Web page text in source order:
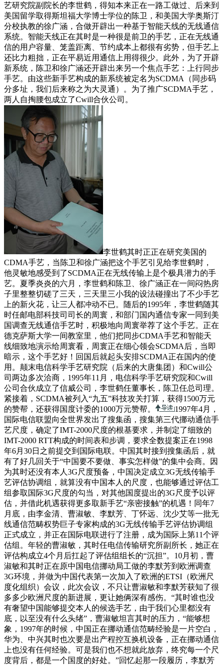
艺研究院副院长的李世鹤，得知本来正在一路工做过、后来到
美国留学取得斯坦福大学博士学位的陈卫，和美国大学奥斯汀
分校执教的徐广涵，合做开辟出一种基于智能天线的无线通信
系统。智能天线正在其时是一种很是前卫的手艺，正在无线通
信的用户容量、笼盖距离、节约成本上都很有劣势，但手艺上
还比力粗拙，正在平易近用通信上用得很少。此外，为了开辟
新系统，陈卫和徐广涵还开辟出来另一个焦点手艺：上行同步
手艺。由这些新手艺构成的新系统被定名为SCDMA（同步码
分多址，我们后来称之为大灵通）。为了推广SCDMA手艺，
两人自掏腰包成立了Cwill合伙公司。
李世鹤其时正正在研究美国的
CDMA手艺，当陈卫和徐广涵把这个手艺引见给李世鹤时，
他灵敏地感受到了SCDMA正在无线传输上是个极具潜力的手
艺。夏季炎炎的六月，李世鹤和陈卫、徐广涵正在一间闷热房
子里整整切磋了三天，三天里三小我的设法碰撞出了不少手艺
上的新火花，让三人都冲动不已。随后的1995年，李世鹤随其
时任邮电部科技司司长的周寰，和部门国内通信专家一同到美
国调查无线通信手艺时，积极地向周寰举荐了这个手艺。正在
德克萨斯大学一间教室里，他们把同步CDMA手艺和智能天
线细致地演示给周寰看，周寰正在细心领会SCDMA后，当即
暗示，这个手艺好！回国后就起头安排SCDMA正在国内的使
用。颠末电信科学手艺研究院（后来的大唐集团）和Cwill公
司两边多次洽商，1995年11月，电信科学手艺研究院和Cwill
公司合伙成立了信威公司，李世鹤任董事长，陈卫任总司理。
紧接着，SCDMA被列入“九五”科技攻关打算，获得1500万元
的赞帮，还获得国度计委的1000万元赞帮。
1997年4月，
国际电信联盟向全世界发出了搜集函，搜集第三代挪动通信手
艺尺度，确定了IMT-2000尺度的根基要求，并制定了细致的
IMT-2000 RTT构成的时间表和步调，要求全数提案正在1998
年6月30日之前提交到国际电联。中国其时接到搜集函后，就
有了好几回关于“中国要不要做、事实怎样做”的集中会商。因
为其时还没有本人3G尺度预备，中国决定成立3G无线传输手
艺评估协调组，就算没有中国本人的尺度，也能够通过评估工
组参取国际3G尺度的勾当，对其他国度提出的3G尺度予以评
估，并借此机遇获得更多取新手艺“亲密接触”的机遇！同年7
月底，由李金清、曹淑敏、李默芳、丁怀远、沈少艾等一批无
线通信范畴权势巨子专家构成的3G无线传输手艺评估协调组
正式成立，并正在国际电联进行了注册，成为国际上第11个评
估组。年轻的曹淑敏，其时任电信传输研究所副所长，她正在
评估构成立4个月后扛起了评估组组长的“沉担”。10月初，曹
淑敏和其时正在原中国电信挪动局工做的李默芳到欧洲调查
3G环境，并做为中国代表第一次加入了欧洲的ETSI（欧洲尺
度化组织）会议，此次会议，不只让曹淑敏和李默芳获知了很
多多少欧洲尺度的新进展，更让她俩深有感伤。“其时谁也没
有奢望中国能够提交本人的候选手艺，由于我们心里都没有
底，以至没有什么头绪”，曹淑敏坦言其时的压力，“能够想
象，1997年的时候，中国正在挪动通信范畴经验是一片空白，
华为、中兴其时也次要是出产程控互换机设备，正在挪动通信
上也没有任何经验。可是我们也不想就此放弃，终究每一个尺
度背后，都是一个国度的好处。”回忆起那一段履历，李默芳